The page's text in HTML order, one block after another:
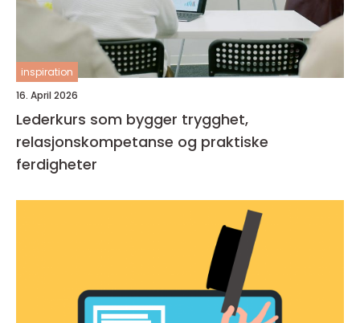
inspiration
16. April 2026
Lederkurs som bygger trygghet,
relasjonskompetanse og praktiske
ferdigheter